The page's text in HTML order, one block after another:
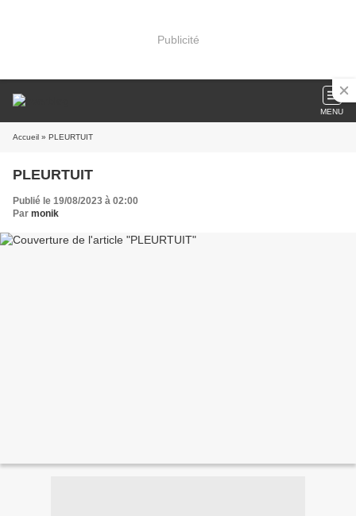
Publicité
MENU
Accueil » PLEURTUIT
PLEURTUIT
Publié le 19/08/2023 à 02:00
Par monik